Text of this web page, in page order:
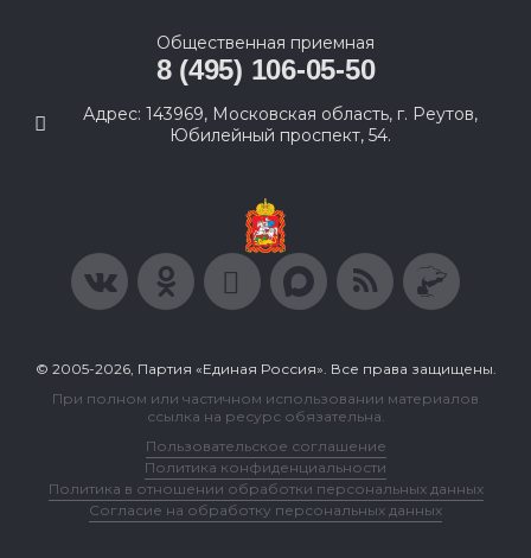
Общественная приемная
8 (495) 106-05-50
Адрес: 143969, Московская область, г. Реутов,
Юбилейный проспект, 54.
© 2005-2026, Партия «Единая Россия». Все права защищены.
При полном или частичном использовании материалов
ссылка на ресурс обязательна.
Пользовательское соглашение
Политика конфиденциальности
Политика в отношении обработки персональных данных
Согласие на обработку персональных данных